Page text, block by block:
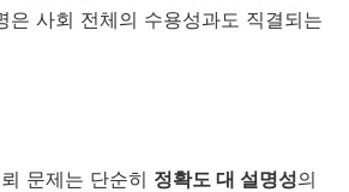
은 사회 전체의 수용성과도 직결되는
문제는 단순히 정확도 대 설명성의